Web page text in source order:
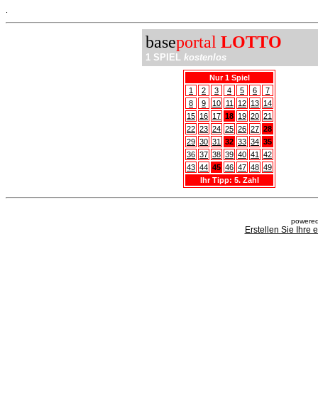
baseportal LOTTO
1 SPIEL kostenlos
Nur 1 Spiel
1
2 3 4 5 6
7
8
9 10 11 12 13 14
15 16 17 18 19 20 21
22 23 24 25 26 27 28
29 30 31 32 33 34 35
36 37 38 39 40 41
42
43 44 45 46 47 48 49
Ihr Tipp: 5. Zahl
Erstellen Sie Ihre